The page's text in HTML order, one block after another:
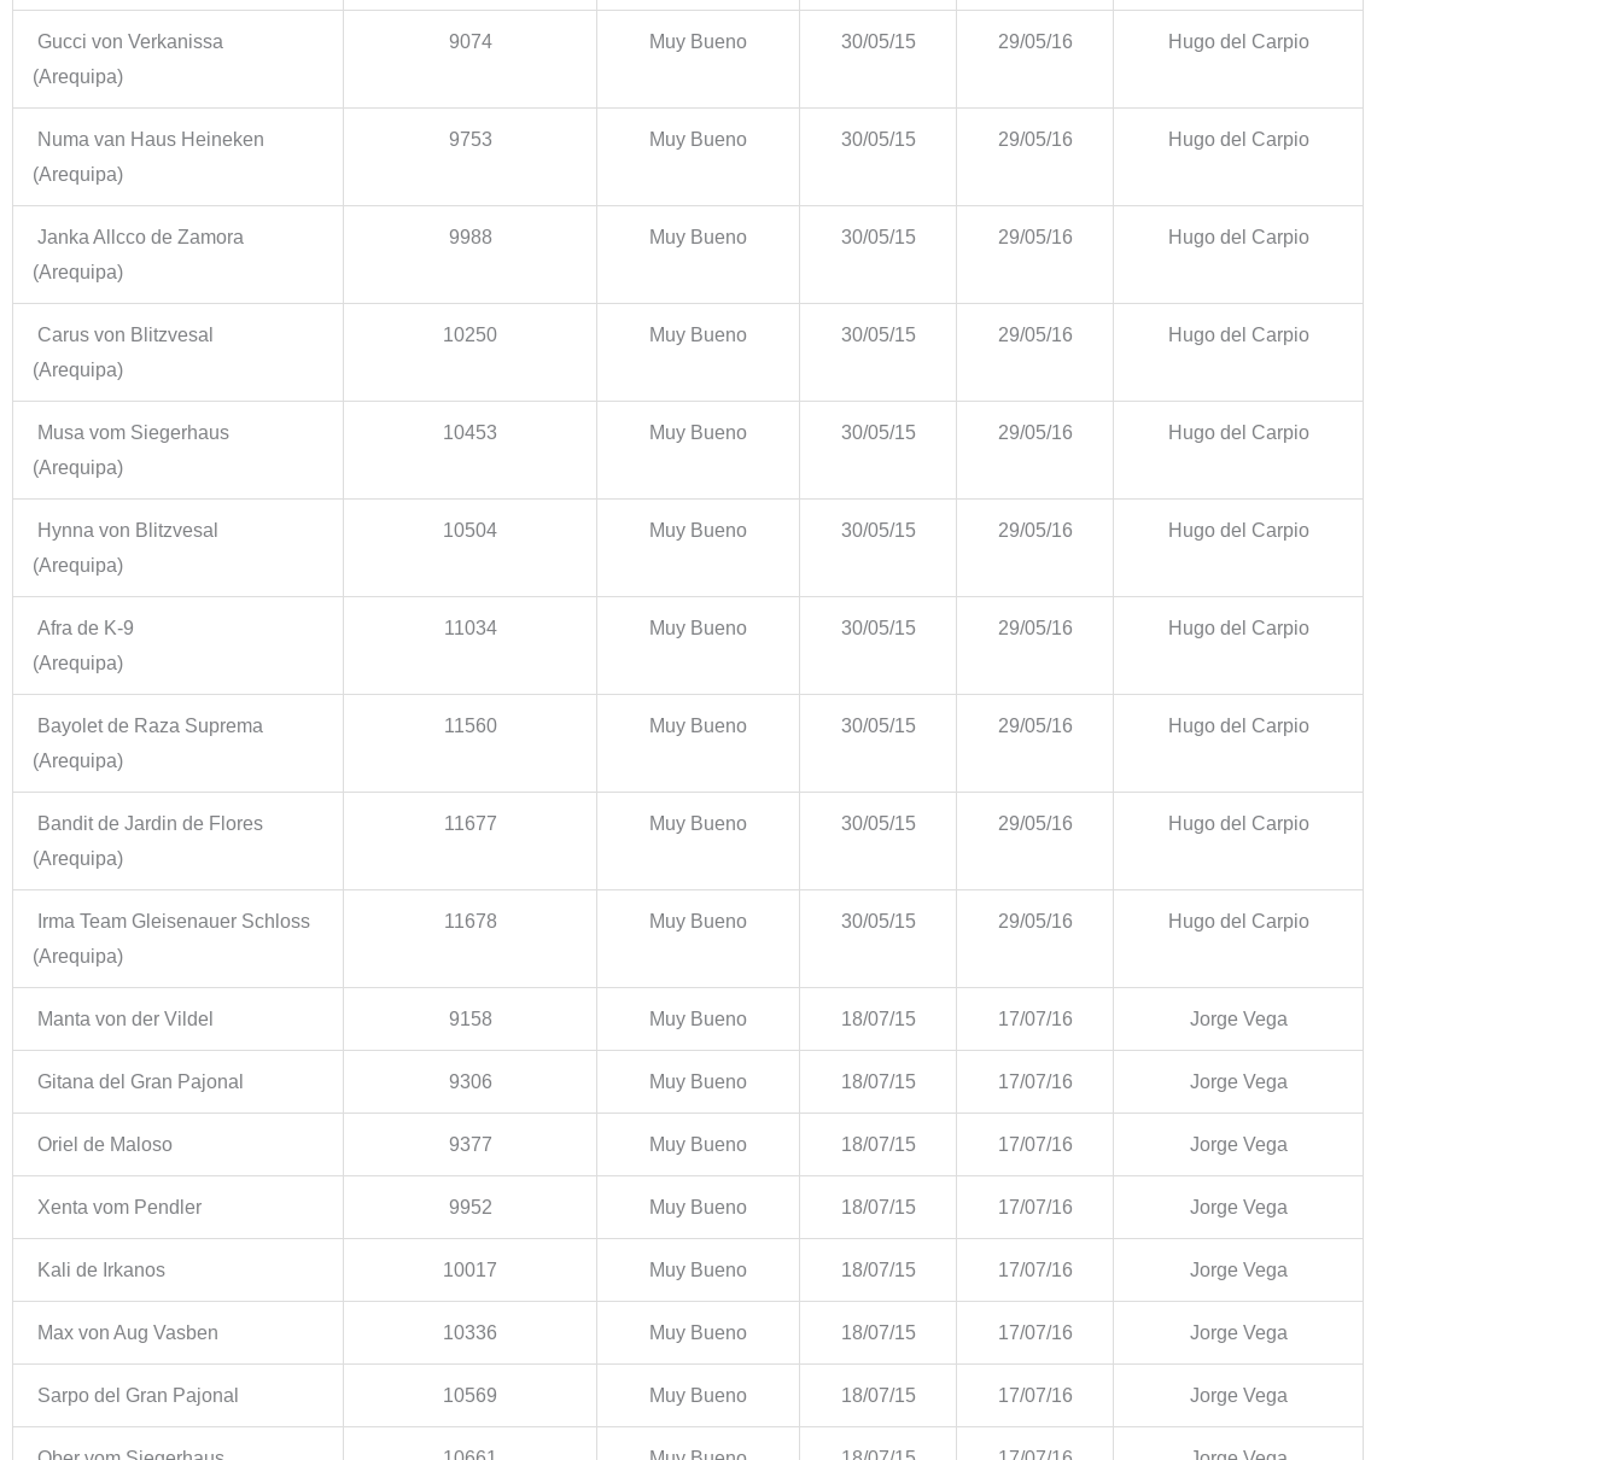
Gucci von Verkanissa
(Arequipa)
9074 Muy Bueno 30/05/15 29/05/16 Hugo del Carpio
Numa van Haus Heineken
(Arequipa)
9753 Muy Bueno 30/05/15 29/05/16 Hugo del Carpio
Janka Allcco de Zamora
(Arequipa)
9988 Muy Bueno 30/05/15 29/05/16 Hugo del Carpio
Carus von Blitzvesal
(Arequipa)
10250 Muy Bueno 30/05/15 29/05/16 Hugo del Carpio
Musa vom Siegerhaus
(Arequipa)
10453 Muy Bueno 30/05/15 29/05/16 Hugo del Carpio
Hynna von Blitzvesal
(Arequipa)
10504 Muy Bueno 30/05/15 29/05/16 Hugo del Carpio
Afra de K-9
(Arequipa)
11034 Muy Bueno 30/05/15 29/05/16 Hugo del Carpio
Bayolet de Raza Suprema
(Arequipa)
11560 Muy Bueno 30/05/15 29/05/16 Hugo del Carpio
Bandit de Jardin de Flores
(Arequipa)
11677 Muy Bueno 30/05/15 29/05/16 Hugo del Carpio
Irma Team Gleisenauer Schloss
(Arequipa)
11678 Muy Bueno 30/05/15 29/05/16 Hugo del Carpio
Manta von der Vildel 9158 Muy Bueno 18/07/15 17/07/16 Jorge Vega
Gitana del Gran Pajonal 9306 Muy Bueno 18/07/15 17/07/16 Jorge Vega
Oriel de Maloso 9377 Muy Bueno 18/07/15 17/07/16 Jorge Vega
Xenta vom Pendler 9952 Muy Bueno 18/07/15 17/07/16 Jorge Vega
Kali de Irkanos 10017 Muy Bueno 18/07/15 17/07/16 Jorge Vega
Max von Aug Vasben 10336 Muy Bueno 18/07/15 17/07/16 Jorge Vega
Sarpo del Gran Pajonal 10569 Muy Bueno 18/07/15 17/07/16 Jorge Vega